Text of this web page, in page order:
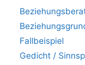
Fallbeispiel
Gedicht /